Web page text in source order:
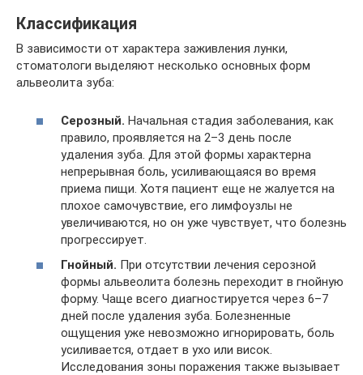
Классификация
В зависимости от характера заживления лунки,
стоматологи выделяют несколько основных форм
альвеолита зуба:
Серозный. Начальная стадия заболевания, как
правило, проявляется на 2–3 день после
удаления зуба. Для этой формы характерна
непрерывная боль, усиливающаяся во время
приема пищи. Хотя пациент еще не жалуется на
плохое самочувствие, его лимфоузлы не
увеличиваются, но он уже чувствует, что болезнь
прогрессирует.
Гнойный. При отсутствии лечения серозной
формы альвеолита болезнь переходит в гнойную
форму. Чаще всего диагностируется через 6–7
дней после удаления зуба. Болезненные
ощущения уже невозможно игнорировать, боль
усиливается, отдает в ухо или висок.
Исследования зоны поражения также вызывает